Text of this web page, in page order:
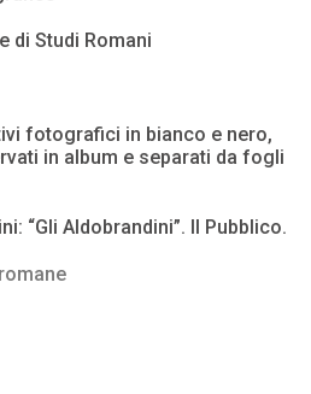
di Studi Romani
fotografici in bianco e nero,
in album e separati da fogli
“Gli Aldobrandini”. Il Pubblico.